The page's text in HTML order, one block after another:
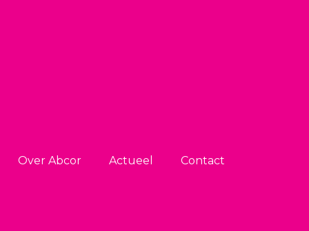
Over Abcor Actueel Contact